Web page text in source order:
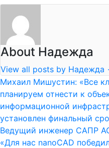
About Надежда
View all posts by Надежда
Михаил Мишустин: «Все
планируем отнести к
информационной
установлен финальный
Ведущий инженер САПР
«Для нас nanoCAD